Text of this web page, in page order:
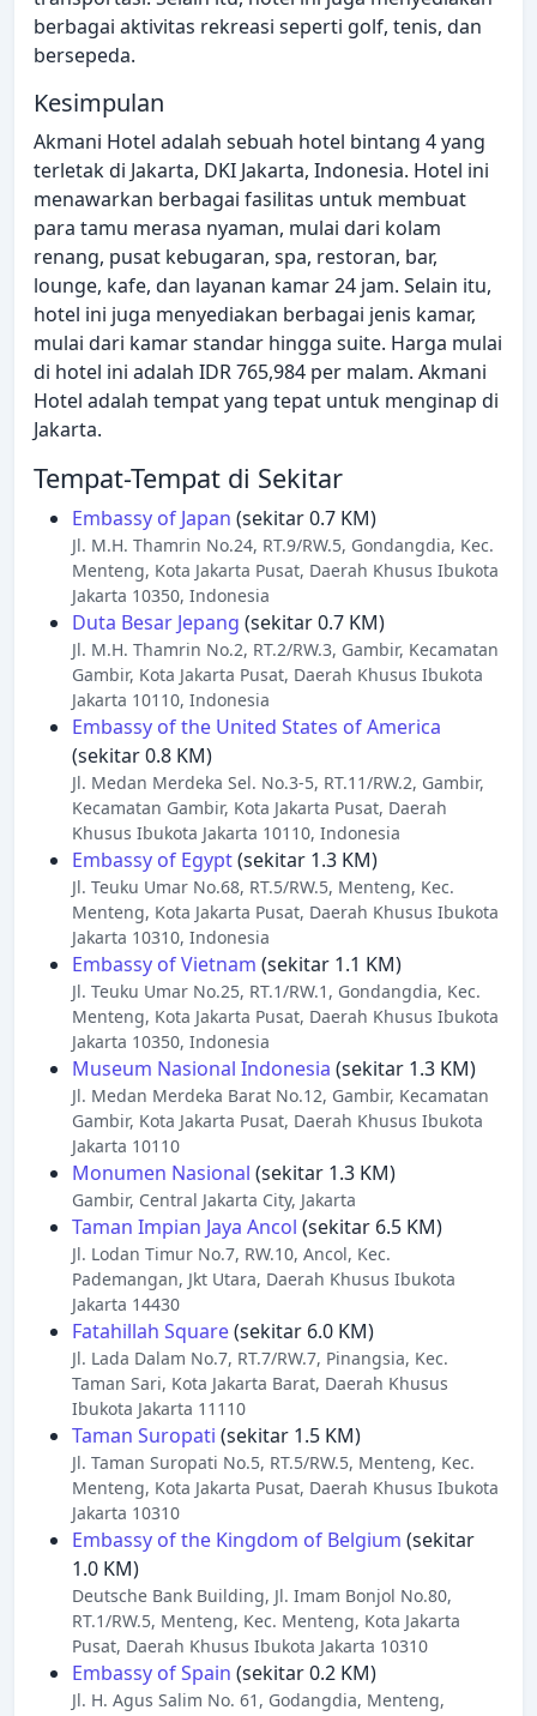
berbagai aktivitas rekreasi seperti golf, tenis, dan
bersepeda.
Kesimpulan
Akmani Hotel adalah sebuah hotel bintang 4 yang
terletak di Jakarta, DKI Jakarta, Indonesia. Hotel ini
menawarkan berbagai fasilitas untuk membuat
para tamu merasa nyaman, mulai dari kolam
renang, pusat kebugaran, spa, restoran, bar,
lounge, kafe, dan layanan kamar 24 jam. Selain itu,
hotel ini juga menyediakan berbagai jenis kamar,
mulai dari kamar standar hingga suite. Harga mulai
di hotel ini adalah IDR 765,984 per malam. Akmani
Hotel adalah tempat yang tepat untuk menginap di
Jakarta.
Tempat-Tempat di Sekitar
Embassy of Japan (sekitar 0.7 KM)
Jl. M.H. Thamrin No.24, RT.9/RW.5, Gondangdia, Kec.
Menteng, Kota Jakarta Pusat, Daerah Khusus Ibukota
Jakarta 10350, Indonesia
Duta Besar Jepang (sekitar 0.7 KM)
Jl. M.H. Thamrin No.2, RT.2/RW.3, Gambir, Kecamatan
Gambir, Kota Jakarta Pusat, Daerah Khusus Ibukota
Jakarta 10110, Indonesia
Embassy of the United States of America
(sekitar 0.8 KM)
Jl. Medan Merdeka Sel. No.3-5, RT.11/RW.2, Gambir,
Kecamatan Gambir, Kota Jakarta Pusat, Daerah
Khusus Ibukota Jakarta 10110, Indonesia
Embassy of Egypt(sekitar 1.3 KM)
Jl. Teuku Umar No.68, RT.5/RW.5, Menteng, Kec.
Menteng, Kota Jakarta Pusat, Daerah Khusus Ibukota
Jakarta 10310, Indonesia
Embassy of Vietnam (sekitar 1.1 KM)
Jl. Teuku Umar No.25, RT.1/RW.1, Gondangdia, Kec.
Menteng, Kota Jakarta Pusat, Daerah Khusus Ibukota
Jakarta 10350, Indonesia
Museum Nasional Indonesia (sekitar 1.3 KM)
Jl. Medan Merdeka Barat No.12, Gambir, Kecamatan
Gambir, Kota Jakarta Pusat, Daerah Khusus Ibukota
Jakarta 10110
Monumen Nasional (sekitar 1.3 KM)
Gambir, Central Jakarta City, Jakarta
Taman Impian Jaya Ancol (sekitar 6.5 KM)
Jl. Lodan Timur No.7, RW.10, Ancol, Kec.
Pademangan, Jkt Utara, Daerah Khusus Ibukota
Jakarta 14430
Fatahillah Square(sekitar 6.0 KM)
Jl. Lada Dalam No.7, RT.7/RW.7, Pinangsia, Kec.
Taman Sari, Kota Jakarta Barat, Daerah Khusus
Ibukota Jakarta 11110
Taman Suropati (sekitar 1.5 KM)
Jl. Taman Suropati No.5, RT.5/RW.5, Menteng, Kec.
Menteng, Kota Jakarta Pusat, Daerah Khusus Ibukota
Jakarta 10310
Embassy of the Kingdom of Belgium (sekitar
1.0 KM)
Deutsche Bank Building, Jl. Imam Bonjol No.80,
RT.1/RW.5, Menteng, Kec. Menteng, Kota Jakarta
Pusat, Daerah Khusus Ibukota Jakarta 10310
Embassy of Spain (sekitar 0.2 KM)
Jl. H. Agus Salim No. 61, Godangdia, Menteng,